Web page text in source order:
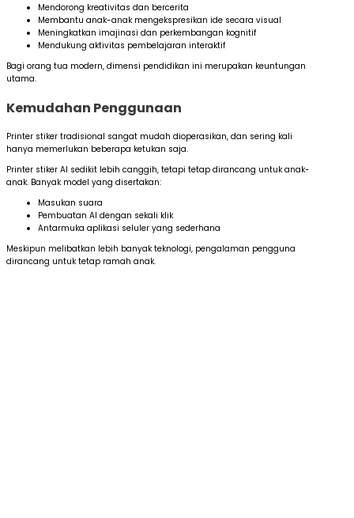
Mendorong kreativitas dan bercerita
Membantu anak-anak mengekspresikan ide secara visual
Meningkatkan imajinasi dan perkembangan kognitif
Mendukung aktivitas pembelajaran interaktif
Bagi orang tua modern, dimensi pendidikan ini merupakan keuntungan
utama.
Kemudahan Penggunaan
Printer stiker tradisional sangat mudah dioperasikan, dan sering kali
hanya memerlukan beberapa ketukan saja.
Printer stiker AI sedikit lebih canggih, tetapi tetap dirancang untuk anak-
anak. Banyak model yang disertakan:
Masukan suara
Pembuatan AI dengan sekali klik
Antarmuka aplikasi seluler yang sederhana
Meskipun melibatkan lebih banyak teknologi, pengalaman pengguna
dirancang untuk tetap ramah anak.